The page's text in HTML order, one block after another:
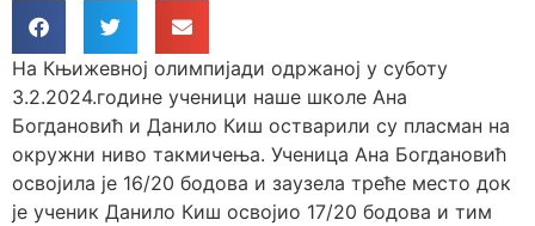
На Књижевној олимпијади одржаној у суботу
3.2.2024.године ученици наше школе Ана
Богдановић и Данило Киш остварили су пласман на
окружни ниво такмичења. Ученица Ана Богдановић
освојила је 16/20 бодова и заузела треће место док
је ученик Данило Киш освојио 17/20 бодова и тим